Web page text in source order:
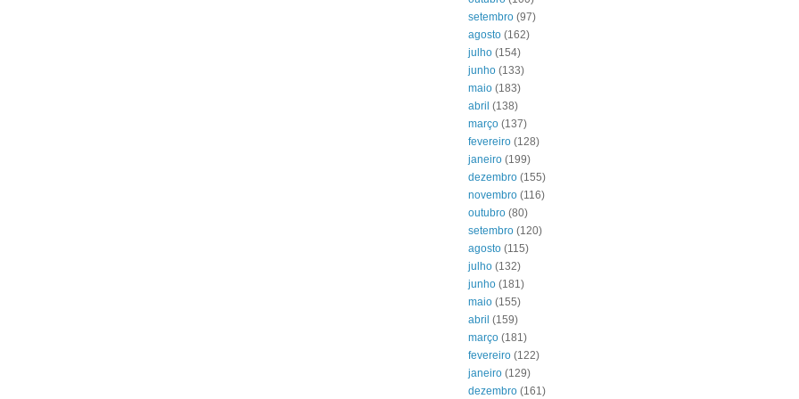
setembro (97)
agosto (162)
julho (154)
junho (133)
maio (183)
abril (138)
março (137)
fevereiro (128)
janeiro (199)
dezembro (155)
novembro (116)
outubro (80)
setembro (120)
agosto (115)
julho (132)
junho (181)
maio (155)
abril (159)
março (181)
fevereiro (122)
janeiro (129)
dezembro (161)